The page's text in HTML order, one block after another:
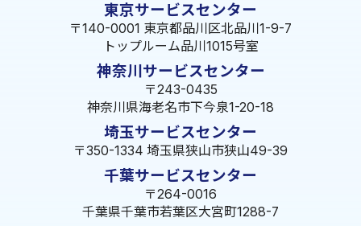
東京サービスセンター
〒140-0001 東京都品川区北品川1-9-7
トップルーム品川1015号室
神奈川サービスセンター
〒243-0435
神奈川県海老名市下今泉1-20-18
埼玉サービスセンター
〒350-1334 埼玉県狭山市狭山49-39
千葉サービスセンター
〒264-0016
千葉県千葉市若葉区大宮町1288-7